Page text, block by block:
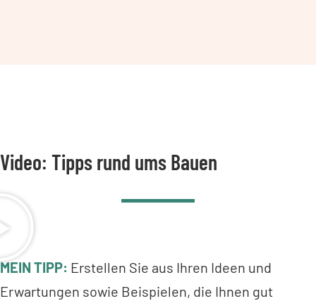
Video: Tipps rund ums Bauen
MEIN TIPP: Erstellen Sie aus Ihren Ideen und
Erwartungen sowie Beispielen, die Ihnen gut